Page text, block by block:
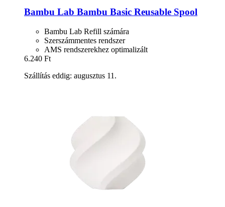
Bambu Lab Bambu Basic Reusable Spool
Bambu Lab Refill számára
Szerszámmentes rendszer
AMS rendszerekhez optimalizált
6.240 Ft
Szállítás eddig: augusztus 11.